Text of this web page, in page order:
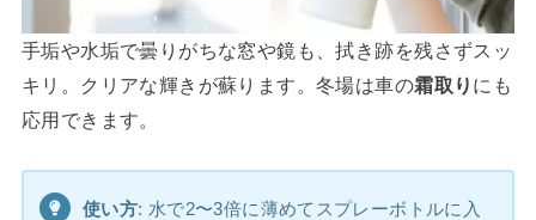
手垢や水垢で曇りがちな窓や鏡も、拭き跡を残さずスッ
キリ。クリアな輝きが蘇ります。冬場は車の霜取り にも
応用できます。
使い方: 水で2〜3倍に薄めてスプレーボトルに入